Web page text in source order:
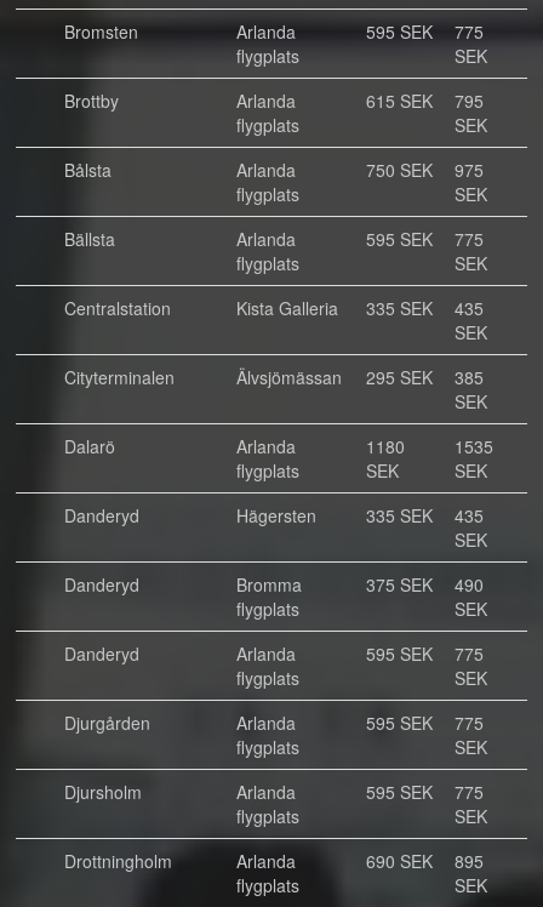
Bromsten
Arlanda
flygplats
595 SEK
775
SEK
Brottby
Arlanda
flygplats
615 SEK
795
SEK
Bålsta
Arlanda
flygplats
750 SEK
975
SEK
Bällsta
Arlanda
flygplats
595 SEK
775
SEK
Centralstation
Kista Galleria 335 SEK
435
SEK
Cityterminalen
Älvsjömässan 295 SEK
385
SEK
Dalarö
Arlanda
flygplats
1180
SEK
1535
SEK
Danderyd
Hägersten 335 SEK
435
SEK
Danderyd
Bromma
flygplats
375 SEK
490
SEK
Danderyd
Arlanda
flygplats
595 SEK
775
SEK
Djurgården
Arlanda
flygplats
595 SEK
775
SEK
Djursholm
Arlanda
flygplats
595 SEK
775
SEK
Drottningholm
Arlanda
flygplats
690 SEK
895
SEK